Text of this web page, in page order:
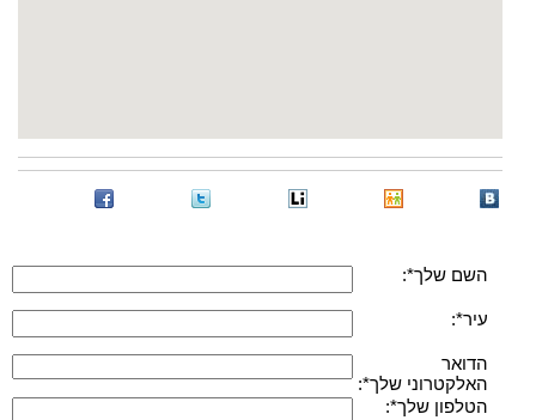
השם שלך*:
עיר*:
הדואר
האלקטרוני שלך*:
הטלפון שלך*: